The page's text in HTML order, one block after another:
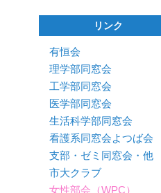
リンク
有恒会
理学部同窓会
工学部同窓会
医学部同窓会
生活科学部同窓会
看護系同窓会よつば会
支部・ゼミ同窓会・他
市大クラブ
女性部会（WPC）